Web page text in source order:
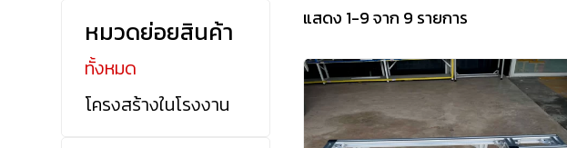
หมวดย่อยสินค้า
ทั้งหมด
โครงสร้างในโรงงาน
แสดง 1-9 จาก 9 รายการ